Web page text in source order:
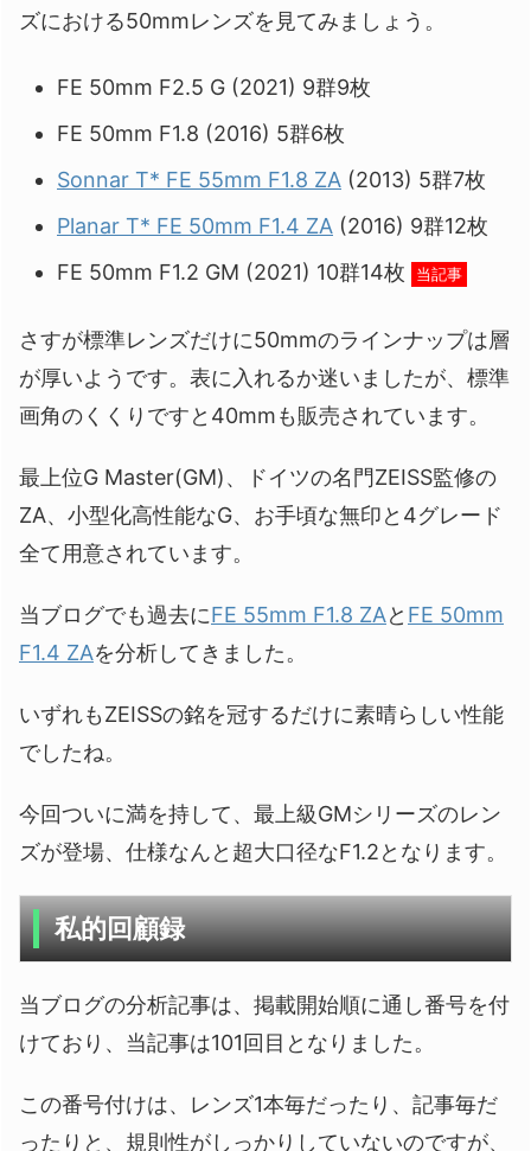
ズにおける50mmレンズを見てみましょう。
FE 50mm F2.5 G (2021) 9群9枚
FE 50mm F1.8 (2016) 5群6枚
Sonnar T* FE 55mm F1.8 ZA (2013) 5群7枚
Planar T* FE 50mm F1.4 ZA (2016) 9群12枚
FE 50mm F1.2 GM (2021) 10群14枚
当記事
さすが標準レンズだけに50mmのラインナップは層
が厚いようです。表に入れるか迷いましたが、標準
画角のくくりですと40mmも販売されています。
最上位G Master(GM)、ドイツの名門ZEISS監修の
ZA、小型化高性能なG、お手頃な無印と4グレード
全て用意されています。
当ブログでも過去にFE 55mm F1.8 ZAと FE 50mm
F1.4 ZAを分析してきました。
いずれもZEISSの銘を冠するだけに素晴らしい性能
でしたね。
今回ついに満を持して、最上級GMシリーズのレン
ズが登場、仕様なんと超大口径なF1.2となります。
私的回顧録
当ブログの分析記事は、掲載開始順に通し番号を付
けており、当記事は101回目となりました。
この番号付けは、レンズ1本毎だったり、記事毎だ
ったりと、規則性がしっかりしていないのですが、